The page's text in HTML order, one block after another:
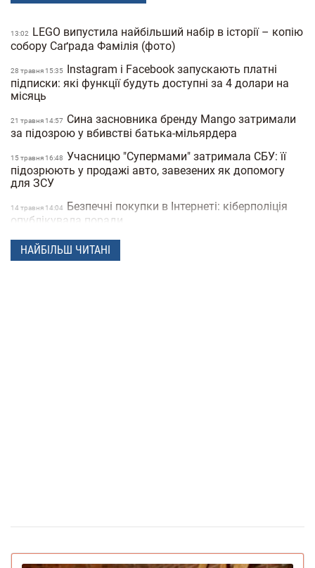
13:02
LEGO випустила найбільший набір в історії – копію
собору Саґрада Фамілія (фото)
28 травня 15:35
Instagram і Facebook запускають платні
підписки: які функції будуть доступні за 4 долари на
місяць
21 травня 14:57
Сина засновника бренду Mango затримали
за підозрою у вбивстві батька-мільярдера
15 травня 16:48 Учасницю "Супермами" затримала СБУ: її
підозрюють у продажі авто, завезених як допомогу
для ЗСУ
14 травня 14:04 Безпечні покупки в Інтернеті: кіберполіція
опублікувала поради
28 квiтня 16:14
Українець побив світовий рекорд:
співробітник моргу зробив 230 татуювань кісток та
15 вмираючих професій, яким загрожує
НАЙБІЛЬШ ЧИТАНІ